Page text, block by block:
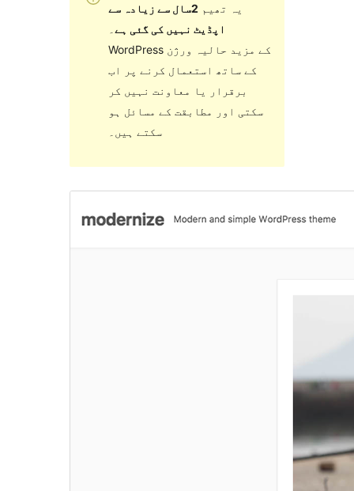
یہ تھیم
2سال سے زیادہ سے
اپڈیٹ نہیں کی گئی ہے
WordPress کے مزید حالیہ ورژن
کے ساتھ استعمال کرنے پر اب
برقرار یا معاونت نہیں کر
سکتی اور مطابقت کے مسائل ہو
سکتے ہیں۔